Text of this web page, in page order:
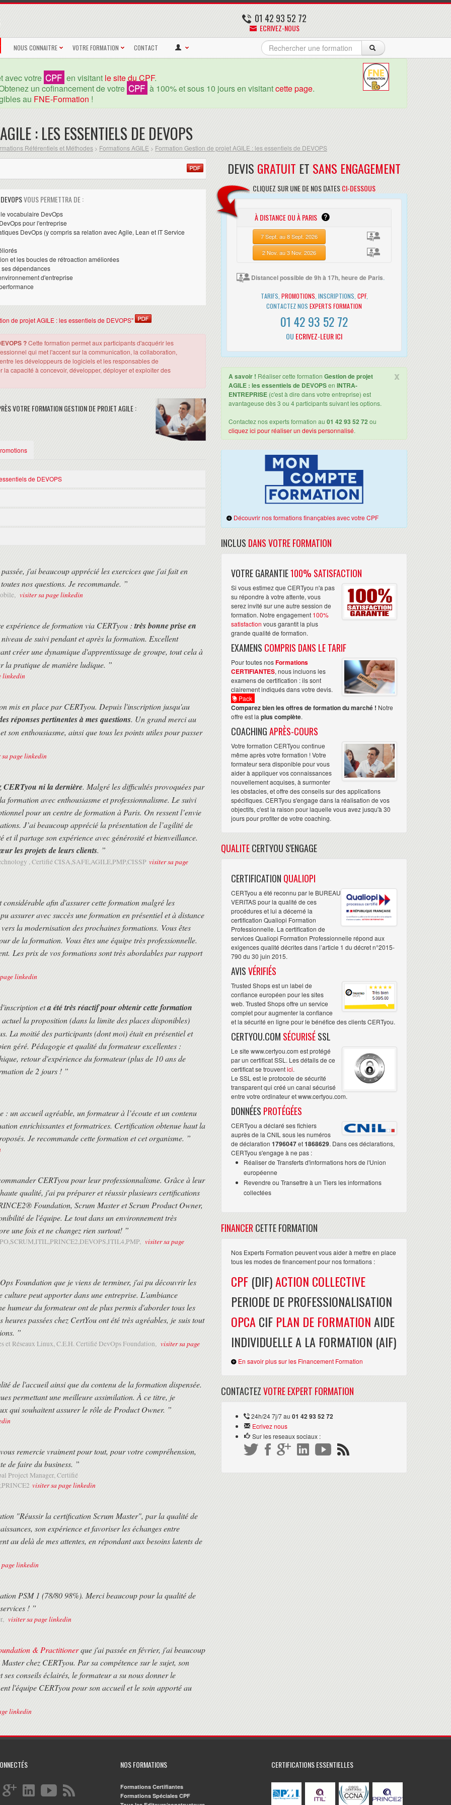
01 42 93 52 72
ECRIVEZ-NOUS
NOUS CONNAITRE VOTRE FORMATION CONTACT
avec votre CPF en visitant le site du CPF.
un cofinancement de votre CPF à 100% et sous 10 jours en visitantcette page.
au FNE-Formation !
: LES ESSENTIELS DE DEVOPS
Référentiels et Méthodes > Formations AGILE > Formation Gestion de projet AGILE : les essentiels de DEVOPS
VOUS PERMETTRA DE :
vocabulaire DevOps
pour l'entreprise
DevOps (y compris sa relation avec Agile, Lean et IT Service
et les boucles de rétroaction améliorées
dépendances
d'entreprise
de projet AGILE : les essentiels de DEVOPS"
?Cette formation permet aux participants d'acquérir les
qui met l'accent sur la communication, la collaboration,
les développeurs de logiciels et les responsables de
capacité à concevoir, développer, déployer et exploiter des
VOTRE FORMATION GESTION DE PROJET AGILE :
de DEVOPS
(Scrum) et des valeurs de l'Agilité est très fortement
impliqués dans la conception ou l'amélioration des process IT, aux
(heure de Paris)
Cette solution est très appréciée des franciliens pour s'adapter
des trains ou des avions des différents participants.
j'ai beaucoup apprécié les exercices que j'ai fait en
nos questions. Je recommande. ”
visiter sa page linkedin
expérience de formation via CERTyou :très bonne prise en
de suivi pendant et après la formation. Excellent
créer une dynamique d'apprentissage de groupe, tout cela à
la pratique de manière ludique. ”
linkedin
mis en place par CERTyou. Depuis l'inscription jusqu'au
réponses pertinentes à mes questions. Un grand merci au
son enthousiasme, ainsi que tous les points utiles pour passer
page linkedin
CERTyou ni la dernière. Malgré les difficultés provoquées par
formation avec enthousiasme et professionnalisme. Le suivi
pour un centre de formation à Paris. On ressent l’envie
J’ai beaucoup apprécié la présentation de l’agilité de
il partage son expérience avec générosité et bienveillance.
les projets de leurs clients. ”
, Certifié CISA,SAFE,AGILE,PMP,CISSP visiter sa page
afin d'assurer cette formation malgré les
assurer avec succès une formation en présentiel et à distance
la modernisation des prochaines formations. Vous êtes
de la formation. Vous êtes une équipe très professionnelle.
Les prix de vos formations sont très abordables par rapport
linkedin
eta été très réactif pour obtenir cette formation
la proposition (dans la limite des places disponibles)
La moitié des participants (dont moi) était en présentiel et
géré. Pédagogie et qualité du formateur excellentes :
retour d'expérience du formateur (plus de 10 ans de
de 2 jours ! ”
: un accueil agréable, un formateur à l’écoute et un contenu
enrichissantes et formatrices. Certification obtenue haut la
Je recommande cette formation et cet organisme. ”
CERTyou pour leur professionnalisme. Grâce à leur
qualité, j'ai pu préparer et réussir plusieurs certifications
Foundation, Scrum Master et Scrum Product Owner,
de l'équipe. Le tout dans un environnement très
une fois et ne changez rien surtout! ”
visiter sa page
Foundation que je viens de terminer, j'ai pu découvrir les
culture peut apporter dans une entreprise. L'ambiance
humeur du formateur ont de plus permis d'aborder tous les
passées chez CertYou ont été très agréables, je suis tout
”
et Réseaux Linux, C.E.H. Certifié DevOps Foundation, visiter sa page
de l'accueil ainsi que du contenu de la formation dispensée.
permettant une meilleure assimilation. À ce titre, je
qui souhaitent assurer le rôle de Product Owner. ”
remercie vraiment pour tout, pour votre compréhension,
de faire du business. ”
Project Manager, Certifié
visiter sa page linkedin
"Réussir la certification Scrum Master", par la qualité de
son expérience et favoriser les échanges entre
au delà de mes attentes, en répondant aux besoins latents de
linkedin
PSM 1 (78/80 98%). Merci beaucoup pour la qualité de
! ”
visiter sa page linkedin
& Practitionerque j'ai passée en février, j'ai beaucoup
chez CERTyou. Par sa compétence sur le sujet, son
conseils éclairés, le formateur a su nous donner le
l'équipe CERTyou pour son accueil et le soin apporté au
linkedin
DEVIS GRATUIT ET SANS ENGAGEMENT
CLIQUEZ SUR UNE DE NOS DATESCI-DESSOUS
À DISTANCE OU À PARIS
7 Sept. au 8 Sept. 2026
2 Nov. au 3 Nov. 2026
Distancel possible de 9h à 17h, heure de Paris.
TARIFS, PROMOTIONS , INSCRIPTIONS, CPF,
CONTACTEZ NOS EXPERTS FORMATION
01 42 93 52 72
OU ECRIVEZ-LEUR ICI
x
A savoir ! Réaliser cette formation Gestion de projet
AGILE : les essentiels de DEVOPSen INTRA-
ENTREPRISE (c'est à dire dans votre entreprise) est
avantageuse dès 3 ou 4 participants suivant les options.
Contactez nos experts formation au 01 42 93 52 72 ou
cliquez ici pour réaliser un devis personnalisé.
Découvrir nos formations finançables avec votre CPF
INCLUS DANS VOTRE FORMATION
VOTRE GARANTIE100% SATISFACTION
Si vous estimez que CERTyou n'a pas
su répondre à votre attente, vous
serez invité sur une autre session de
formation. Notre engagement 100%
satisfaction vous garantit la plus
grande qualité de formation.
EXAMENS COMPRIS DANS LE TARIF
Pour toutes nosFormations
CERTIFIANTES, nous incluons les
examens de certification : ils sont
clairement indiqués dans votre devis.
Pack
Comparez bien les offres de formation du marché ! Notre
offre est la plus complète.
COACHINGAPRÈS-COURS
Votre formation CERTyou continue
même après votre formation ! Votre
formateur sera disponible pour vous
aider à appliquer vos connaissances
nouvellement acquises, à surmonter
les obstacles, et offre des conseils sur des applications
spécifiques. CERTyou s'engage dans la réalisation de vos
objectifs, c'est la raison pour laquelle vous avez jusqu'à 30
jours pour profiter de votre coaching.
QUALITECERTYOU S'ENGAGE
CERTIFICATION QUALIOPI
CERTyou a été reconnu par le BUREAU
VERITAS pour la qualité de ces
procédures et lui a décerné la
certification Qualiopi Formation
Professionnelle. La certification de
services Qualiopi Formation Professionnelle répond aux
exigences qualité décrites dans l’article 1 du décret n°2015-
790 du 30 juin 2015.
AVISVÉRIFIÉS
Trusted Shops est un label de
confiance européen pour les sites
web. Trusted Shops offre un service
complet pour augmenter la confiance
et la sécurité en ligne pour le bénéfice des clients CERTyou.
CERTYOU.COM SÉCURISÉSSL
Le site www.certyou.com est protégé
par un certificat SSL. Les détails de ce
certificat se trouventici.
Le SSL est le protocole de sécurité
transparent qui créé un canal sécurisé
entre votre ordinateur et www.certyou.com.
DONNÉES PROTÉGÉES
CERTyou a déclaré ses fichiers
auprès de la CNIL sous les numéros
de déclaration 1796047et1868629. Dans ces déclarations,
CERTyou s'engage à ne pas :
Réaliser de Transferts d'informations hors de l'Union
européenne
Revendre ou Transettre à un Tiers les informations
collectées
FINANCER CETTE FORMATION
Nos Experts Formation peuvent vous aider à mettre en place
tous les modes de financement pour nos formations :
CPF (DIF)ACTION COLLECTIVE
PERIODE DE PROFESSIONALISATION
OPCA CIF PLAN DE FORMATIONAIDE
INDIVIDUELLE A LA FORMATION (AIF)
En savoir plus sur les Financement Formation
CONTACTEZVOTRE EXPERT FORMATION
24h/24 7j/7 au 01 42 93 52 72
Ecrivez nous
Sur les reseaux sociaux :
NOS FORMATIONS
Formations Certifiantes
Formations Spéciales CPF
CERTIFICATIONS ESSENTIELLES